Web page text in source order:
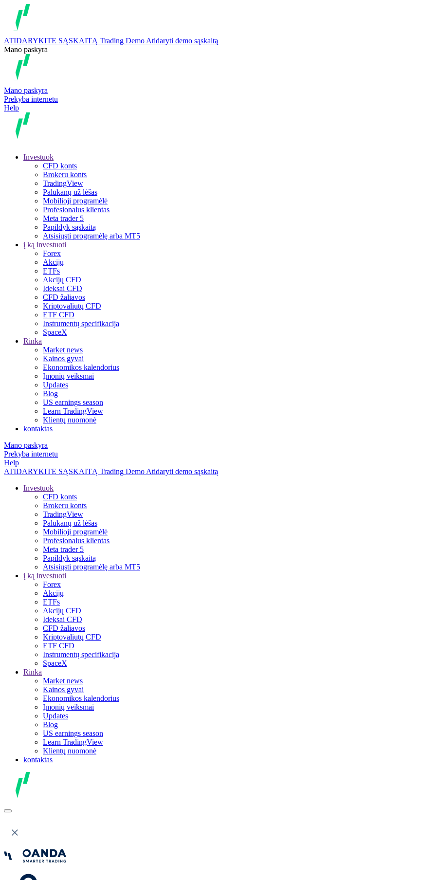
ATIDARYKITE SĄSKAITĄ Trading Demo Atidaryti demo sąskaitą
Mano paskyra
Mano paskyra
Prekyba internetu
Help
Investuok
CFD konts
Brokeru konts
TradingView
Palūkanų už lėšas
Mobilioji programėlė
Profesionalus klientas
Meta trader 5
Papildyk sąskaitą
Atsisiųsti programėlę arba MT5
į ką investuoti
Forex
Akcijų
ETFs
Akcijų CFD
Ideksai CFD
CFD žaliavos
Kriptovaliutų CFD
ETF CFD
Instrumentų specifikacija
SpaceX
Rinka
Market news
Kainos gyvai
Ekonomikos kalendorius
Įmonių veiksmai
Updates
Blog
US earnings season
Learn TradingView
Klientų nuomonė
kontaktas
Mano paskyra
Prekyba internetu
Help
ATIDARYKITE SĄSKAITĄ Trading Demo Atidaryti demo sąskaitą
Investuok
CFD konts
Brokeru konts
TradingView
Palūkanų už lėšas
Mobilioji programėlė
Profesionalus klientas
Meta trader 5
Papildyk sąskaitą
Atsisiųsti programėlę arba MT5
į ką investuoti
Forex
Akcijų
ETFs
Akcijų CFD
Ideksai CFD
CFD žaliavos
Kriptovaliutų CFD
ETF CFD
Instrumentų specifikacija
SpaceX
Rinka
Market news
Kainos gyvai
Ekonomikos kalendorius
Įmonių veiksmai
Updates
Blog
US earnings season
Learn TradingView
Klientų nuomonė
kontaktas